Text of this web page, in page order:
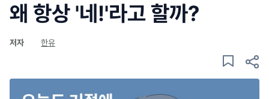
왜 항상 '네!'라고 할까?
저자 한유